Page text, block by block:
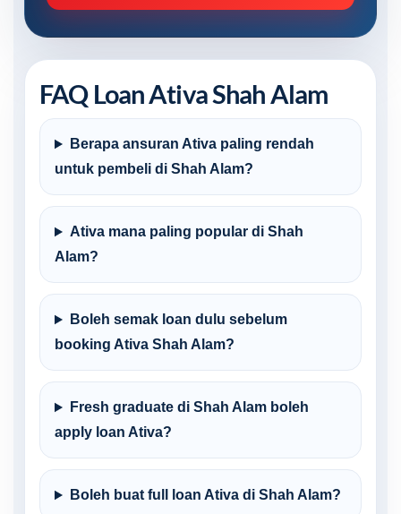
FAQ Loan Ativa Shah Alam
Berapa ansuran Ativa paling rendah
untuk pembeli di Shah Alam?
Ativa mana paling popular di Shah
Alam?
Boleh semak loan dulu sebelum
booking Ativa Shah Alam?
Fresh graduate di Shah Alam boleh
apply loan Ativa?
Boleh buat full loan Ativa di Shah Alam?